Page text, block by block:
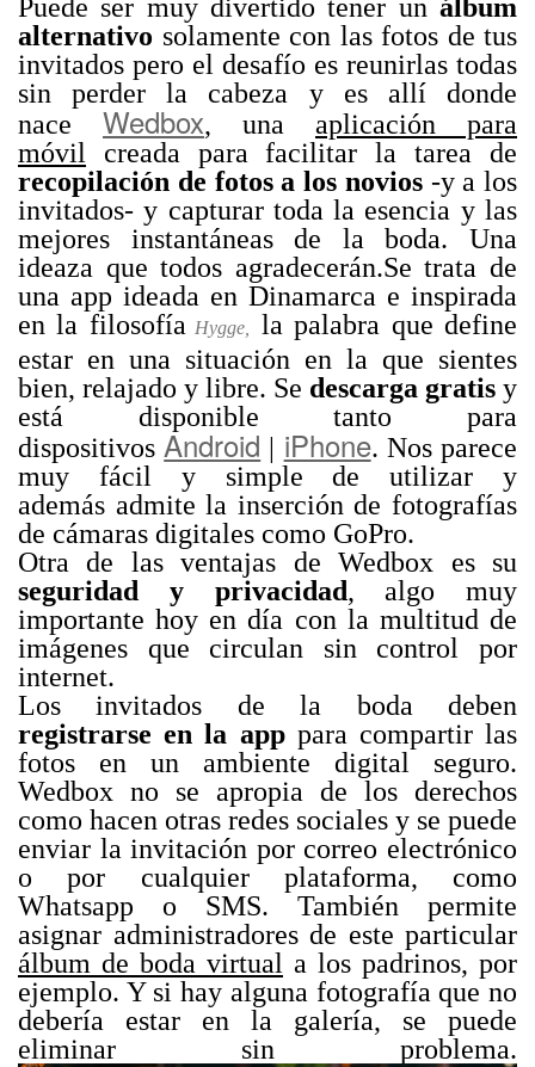
Puede ser muy divertido tener un álbum
alternativo solamente con las fotos de tus
invitados pero el desafío es reunirlas todas
sin perder la cabeza y es allí donde
nace Wedbox, una aplicación para
móvil creada para facilitar la tarea de
recopilación de fotos a los novios-y a los
invitados- y capturar toda la esencia y las
mejores instantáneas de la boda. Una
ideaza que todos agradecerán.Se trata de
una app ideada en Dinamarca e inspirada
en la filosofía Hygge,
la palabra que define
estar en una situación en la que sientes
bien, relajado y libre. Se descarga gratis y
está disponible tanto para
dispositivosAndroid iPhone. Nos parece
muy fácil y simple de utilizar y
además admite la inserción de fotografías
de cámaras digitales como GoPro.
Otra de las ventajas de Wedbox es su
seguridad y privacidad, algo muy
importante hoy en día con la multitud de
imágenes que circulan sin control por
internet.
Los invitados de la boda deben
registrarse en la apppara compartir las
fotos en un ambiente digital seguro.
Wedbox no se apropia de los derechos
como hacen otras redes sociales y se puede
enviar la invitación por correo electrónico
o por cualquier plataforma, como
Whatsapp o SMS. También permite
asignar administradores de este particular
álbum de boda virtual a los padrinos, por
ejemplo. Y si hay alguna fotografía que no
debería estar en la galería, se puede
eliminar sin problema.